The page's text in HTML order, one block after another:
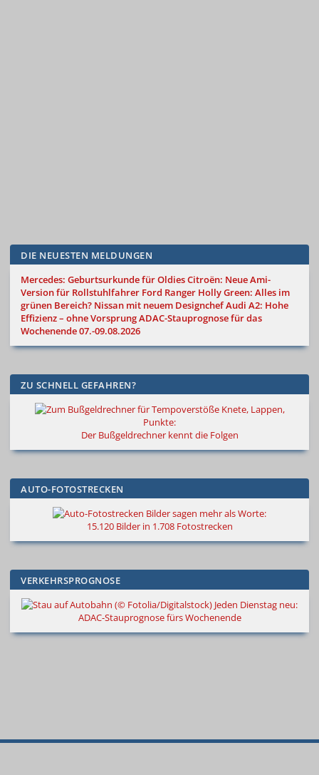
DIE NEUESTEN MELDUNGEN
Mercedes: Geburtsurkunde für OldiesCitroën: Neue Ami-
Version für Rollstuhlfahrer Ford Ranger Holly Green: Alles im
grünen Bereich? Nissan mit neuem DesignchefAudi A2: Hohe
Effizienz – ohne VorsprungADAC-Stauprognose für das
Wochenende 07.-09.08.2026
ZU SCHNELL GEFAHREN?
Knete, Lappen,
Punkte:
Der Bußgeldrechner kennt die Folgen
AUTO-FOTOSTRECKEN
Bilder sagen mehr als Worte:
15.120 Bilder in 1.708 Fotostrecken
VERKEHRSPROGNOSE
Jeden Dienstag neu:
ADAC-Stauprognose fürs Wochenende